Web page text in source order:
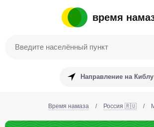
время
Направление на Киблу
Время намаза / Россия 🇷🇺 /